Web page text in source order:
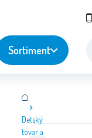
Sortiment
Detský
tovar a